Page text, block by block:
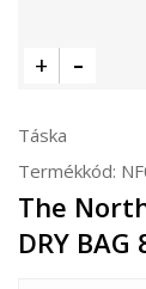
Táska
Termékkód:
The
DRY BAG